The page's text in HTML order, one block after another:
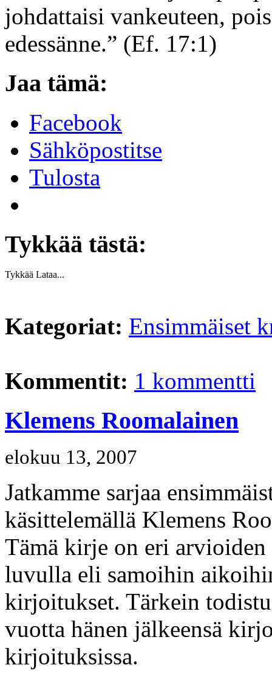
johdattaisi vankeuteen,
edessänne.” (Ef. 17:1)
Jaa tämä:
Facebook
Sähköpostitse
Tulosta
Tykkää tästä:
Tykkää Lataa...
Kategoriat: Ensimmäiset
Kommentit: 1 kommentti
Klemens Roomalainen
elokuu 13, 2007
Jatkamme sarjaa
käsittelemällä Klemens
Tämä kirje on eri
luvulla eli samoihin
kirjoitukset. Tärkein
vuotta hänen jälkeensä
kirjoituksissa.